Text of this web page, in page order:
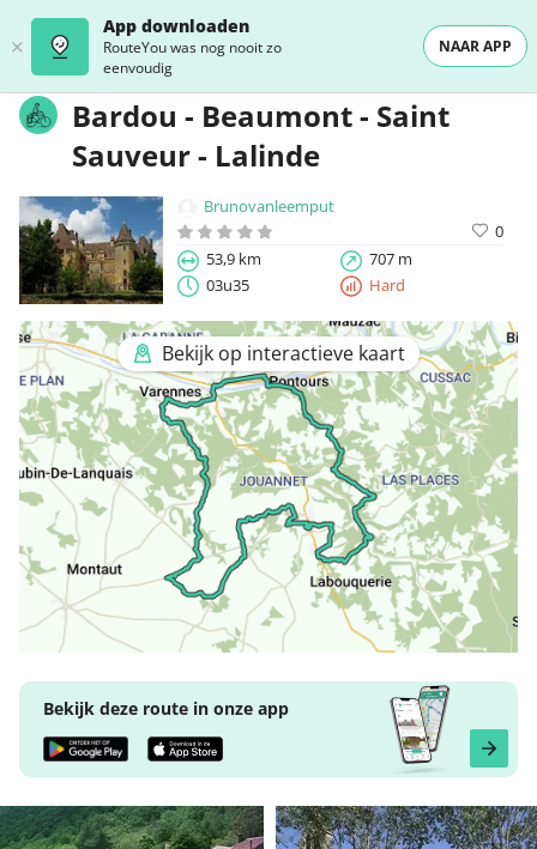
App downloaden
RouteYou was nog nooit zo
eenvoudig
NAAR APP
Bardou - Beaumont - Saint
Sauveur - Lalinde
Brunovanleemput
0
53,9 km
707 m
03u35
Hard
Bekijk op interactieve kaart
Bekijk deze route in onze app